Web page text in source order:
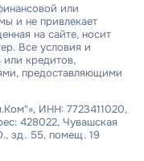
или
и не привлекает
на сайте, носит
Все условия и
кредитов,
предоставляющими
ИНН: 7723411020,
428022, Чувашская
зд. 55, помещ. 19